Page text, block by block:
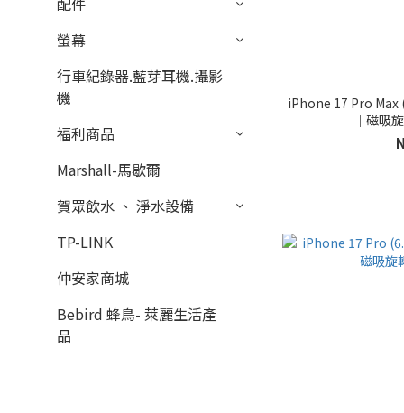
螢幕
行車紀錄器.藍芽耳機.攝影
機
福利商品
Marshall-馬歇爾
賀眾飲水 、 淨水設備
TP-LINK
仲安家商城
Bebird 蜂鳥- 萊麗生活產
品
iPhone 17 Pro Max
｜磁吸